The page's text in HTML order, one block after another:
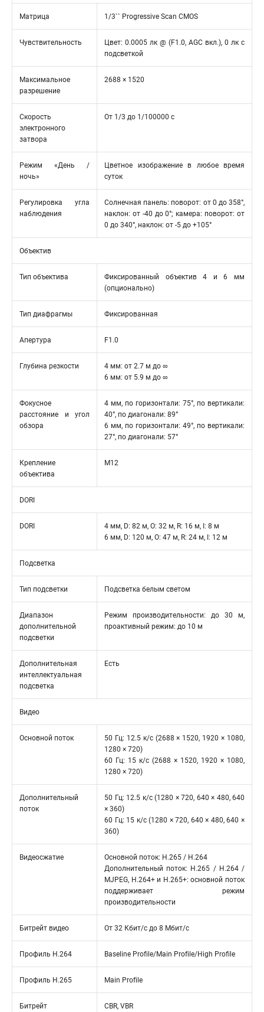
Матрица 1/3`` Progressive Scan CMOS
Чувствительность
Цвет: 0.0005 лк @ (F1.0, AGC вкл.), 0 лк с
подсветкой
Максимальное
разрешение
2688 × 1520
Скорость
электронного
затвора
От 1/3 до 1/100000 с
Режим «День /
ночь»
Цветное изображение в любое время
суток
Регулировка угла
наблюдения
Солнечная панель: поворот: от 0 до 358°,
наклон: от -40 до 0°; камера: поворот: от
0 до 340°, наклон: от -5 до +105°
Объектив
Тип объектива
Фиксированный объектив 4 и 6 мм
(опционально)
Тип диафрагмы Фиксированная
Апертура F1.0
Глубина резкости
4 мм: от 2.7 м до ∞
6 мм: от 5.9 м до ∞
Фокусное
расстояние и угол
обзора
4 мм, по горизонтали: 75°, по вертикали:
40°, по диагонали: 89°
6 мм, по горизонтали: 49°, по вертикали:
27°, по диагонали: 57°
Крепление
объектива
M12
DORI
DORI
4 мм, D: 82 м, O: 32 м, R: 16 м, I: 8 м
6 мм, D: 120 м, O: 47 м, R: 24 м, I: 12 м
Подсветка
Тип подсветки Подсветка белым светом
Диапазон
дополнительной
подсветки
Режим производительности: до 30 м,
проактивный режим: до 10 м
Дополнительная
интеллектуальная
подсветка
Есть
Видео
Основной поток
50 Гц: 12.5 к/с (2688 × 1520, 1920 × 1080,
1280 × 720)
60 Гц: 15 к/с (2688 × 1520, 1920 × 1080,
1280 × 720)
Дополнительный
поток
50 Гц: 12.5 к/с (1280 × 720, 640 × 480, 640
× 360)
60 Гц: 15 к/с (1280 × 720, 640 × 480, 640 ×
360)
Видеосжатие
Основной поток: H.265 / H.264
Дополнительный поток: H.265 / H.264 /
MJPEG, H.264+ и H.265+: основной поток
поддерживает режим
производительности
Битрейт видео От 32 Кбит/с до 8 Мбит/с
Профиль H.264 Baseline Profile/Main Profile/High Profile
Профиль H.265 Main Profile
Битрейт CBR, VBR